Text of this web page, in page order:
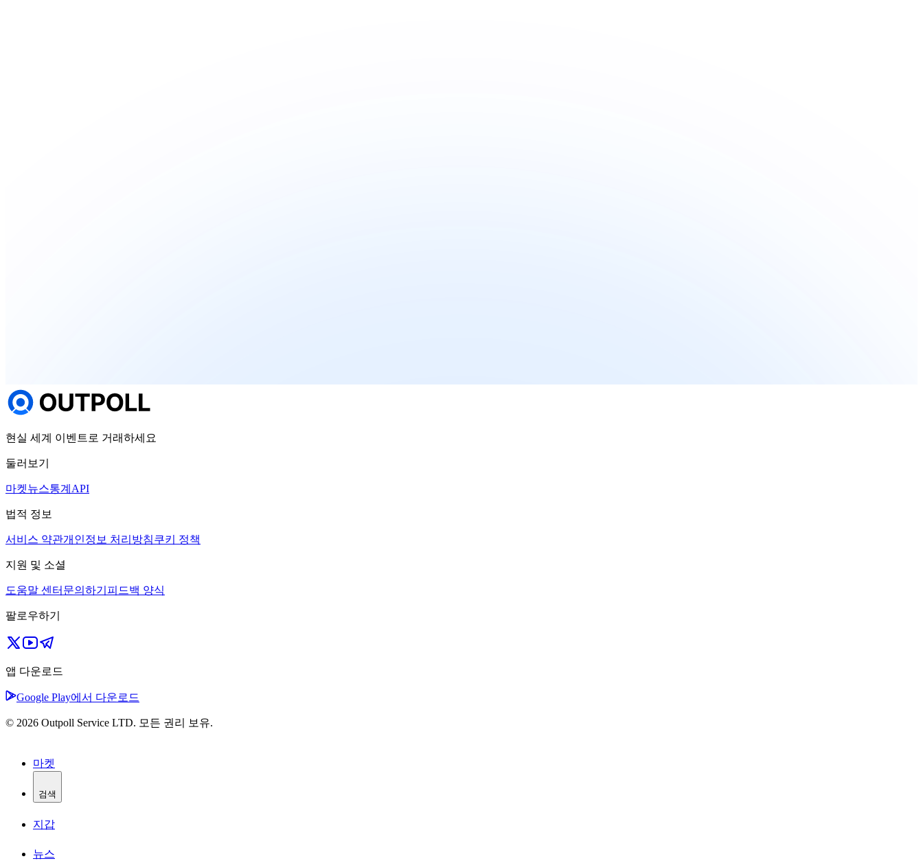
현실 세계 이벤트로 거래하세요
둘러보기
마켓뉴스통계 API
법적 정보
서비스 약관개인정보 처리방침쿠키 정책
지원 및 소셜
도움말 센터 문의하기 피드백 양식
팔로우하기
앱 다운로드
Google Play에서 다운로드
© 2026 Outpoll Service LTD. 모든 권리 보유.
마켓
검색
지갑
뉴스